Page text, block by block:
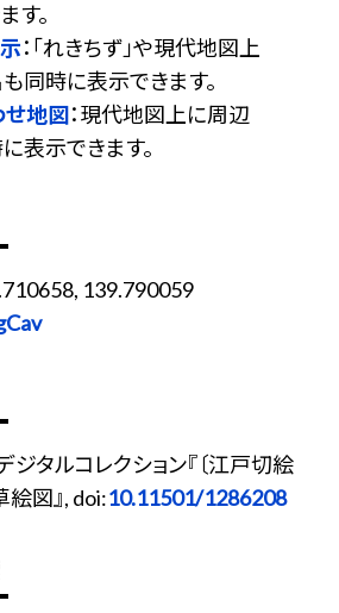
す。
：「れきちず」や現代地図上
同時に表示できます。
地図：現代地図上に周辺
表示できます。
139.790059
タルコレクション『〔江戸切絵
絵図』, doi:10.11501/1286208